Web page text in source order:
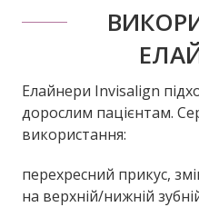
Елайнери Invisalign
дорослим пацієнтам.
використання:
перехресний прикус,
на верхній/нижній